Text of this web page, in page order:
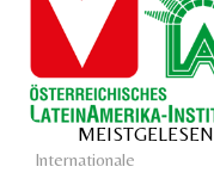
MEISTGELESEN
Internationale